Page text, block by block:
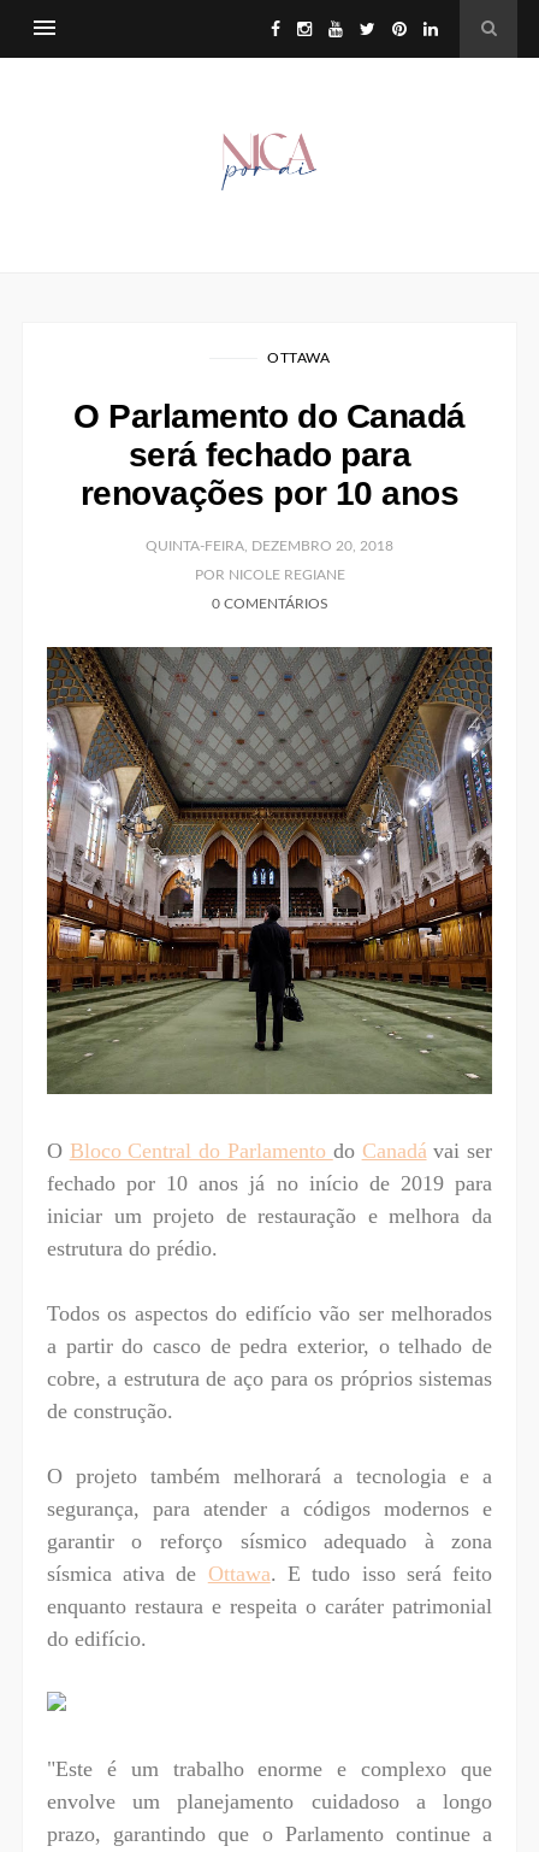
OTTAWA
O Parlamento do Canadá
será fechado para
renovações por 10 anos
QUINTA-FEIRA, DEZEMBRO 20, 2018
POR NICOLE REGIANE
0 COMENTÁRIOS
O Bloco Central do Parlamento do Canadá vai ser
fechado por 10 anos já no início de 2019 para
iniciar um projeto de restauração e melhora da
estrutura do prédio.
Todos os aspectos do edifício vão ser melhorados
a partir do casco de pedra exterior, o telhado de
cobre, a estrutura de aço para os próprios sistemas
de construção.
O projeto também melhorará a tecnologia e a
segurança, para atender a códigos modernos e
garantir o reforço sísmico adequado à zona
sísmica ativa de Ottawa. E tudo isso será feito
enquanto restaura e respeita o caráter patrimonial
do edifício.
"Este é um trabalho enorme e complexo que
envolve um planejamento cuidadoso a longo
prazo, garantindo que o Parlamento continue a